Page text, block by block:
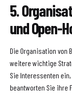
5.
und Open-
Die Organisation von
weitere wichtige
Sie Interessenten
beantworten Sie ihre